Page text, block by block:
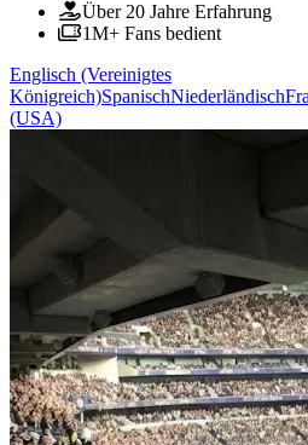
Über 20 Jahre Erfahrung
1M+ Fans bedient
Englisch (Vereinigtes
Königreich)SpanischNiederländisch
(USA)